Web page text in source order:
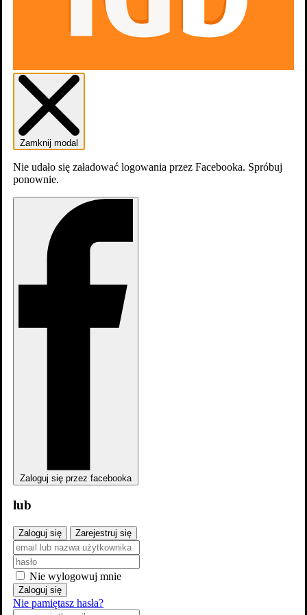
dodajobsadę
Zamknij modal
Nie udało się załadować logowania przez Facebooka. Spróbuj
ponownie.
Zaloguj się przez facebooka
lub
Zaloguj się Zarejestruj się
Nie wylogowuj mnie
Zaloguj się
Nie pamiętasz hasła?